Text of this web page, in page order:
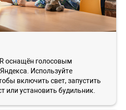
оснащён голосовым
Используйте
включить свет, запустить
или установить будильник.